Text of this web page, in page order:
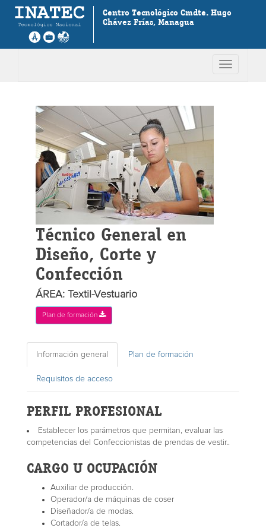
Centro Tecnológico Cmdte. Hugo
Chávez Frías, Managua
Toggle
Técnico General en
Diseño, Corte y
Confección
ÁREA: Textil-Vestuario
Plan de formación
Información general Plan de formación
Requisitos de acceso
PERFIL PROFESIONAL
Establecer los parámetros que permitan, evaluar las
competencias del Confeccionistas de prendas de vestir..
CARGO U OCUPACIÓN
Auxiliar de producción.
Operador/a de máquinas de coser
Diseñador/a de modas.
Cortador/a de telas.